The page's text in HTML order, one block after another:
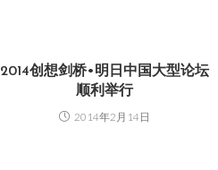
2014创想剑桥•明日中国大型论坛
顺利举行
2014年2月14日